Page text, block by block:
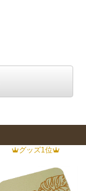
グッズ1位